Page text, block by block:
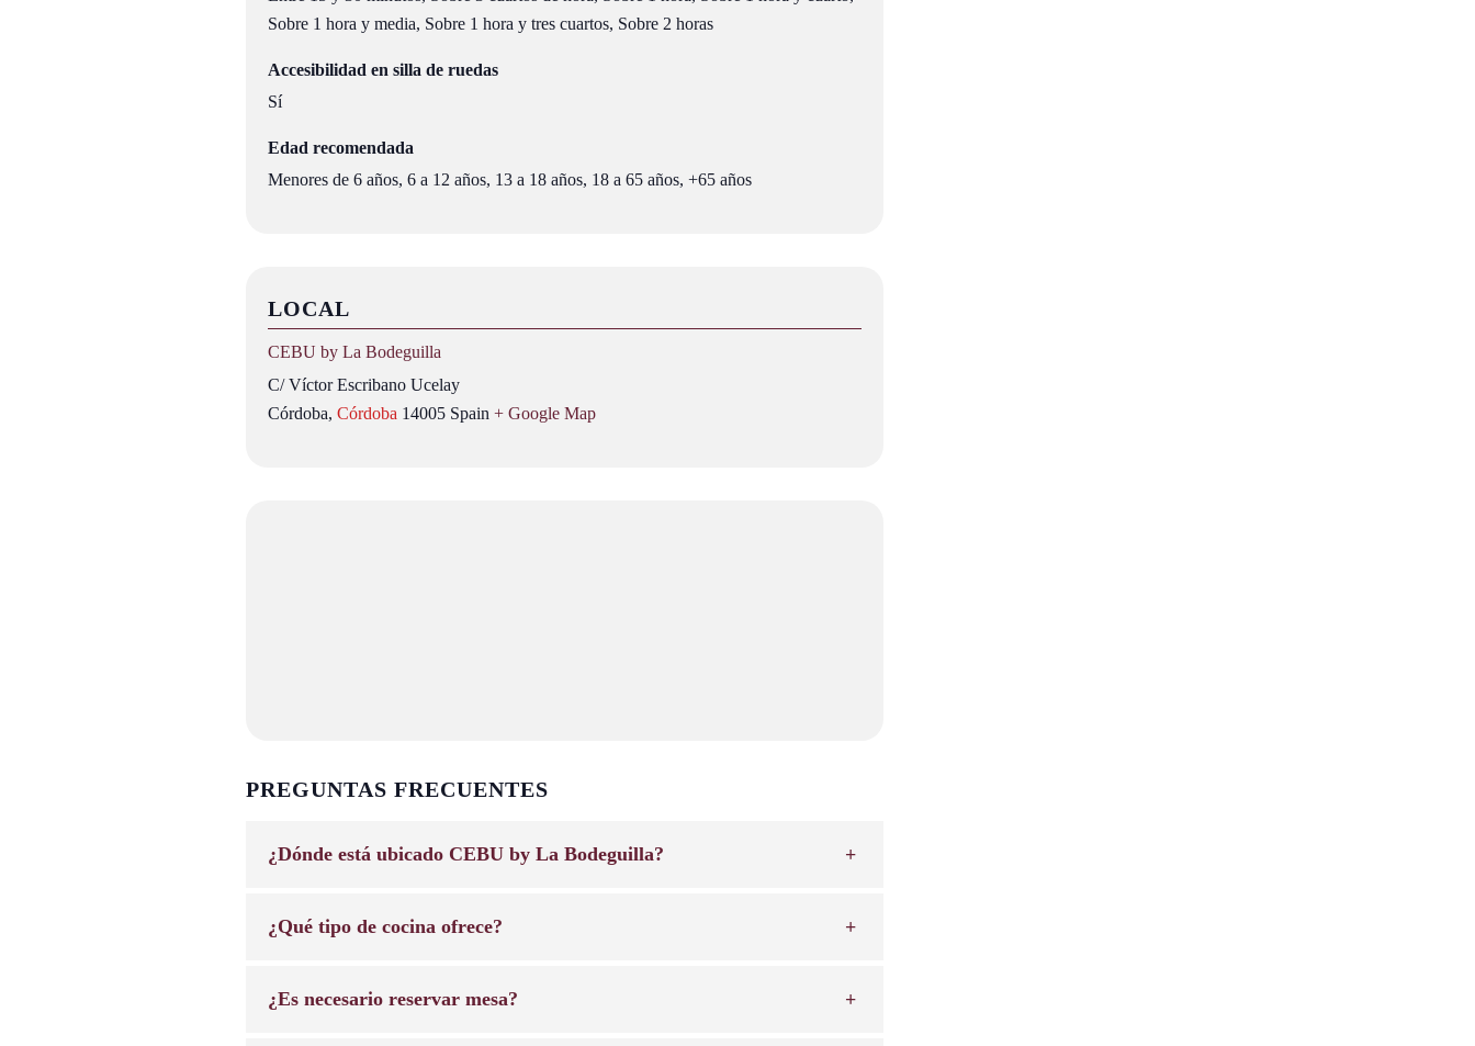
Sobre 1 hora y media, Sobre 1 hora y tres cuartos, Sobre 2 horas
Accesibilidad en silla de ruedas
Sí
Edad recomendada
Menores de 6 años, 6 a 12 años, 13 a 18 años, 18 a 65 años, +65 años
LOCAL
CEBU by La Bodeguilla
C/ Víctor Escribano Ucelay
Córdoba, Córdoba 14005 Spain + Google Map
PREGUNTAS FRECUENTES
¿Dónde está ubicado CEBU by La Bodeguilla?
¿Qué tipo de cocina ofrece?
¿Es necesario reservar mesa?